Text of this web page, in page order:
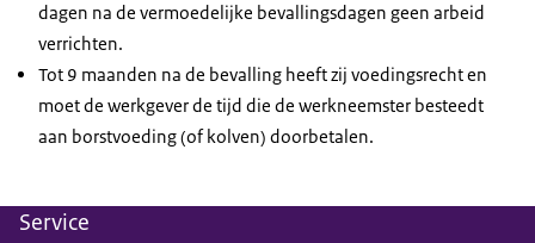
dagen na de vermoedelijke bevallingsdagen geen arbeid
verrichten.
Tot 9 maanden na de bevalling heeft zij voedingsrecht en
moet de werkgever de tijd die de werkneemster besteedt
aan borstvoeding (of kolven) doorbetalen.
Service